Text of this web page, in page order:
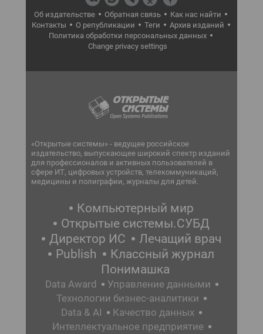
Об издательстве Обратная связь
Как нас найти
Контакты
О републикации Теги
Архив изданий
Политика обработки персональных данных
Change privacy settings
«Открытые системы» - ведущее российское
издательство, выпускающее широкий спектр изданий
для профессионалов и активных пользователей в
сфере ИТ, цифровых устройств, телекоммуникаций,
медицины и полиграфии, журналы для детей.
Компьютерный мир
Открытые системы.СУБД
Директор ИС
Лечащий врач
Publish
Классный журнал
Понимашка
Data Award
Управление данными
Технологии бизнес-аналитики
Data & AI
Качество данных
Интеллектуальное предприятие